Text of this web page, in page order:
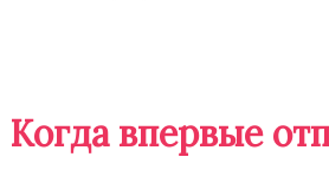
Когда впервые